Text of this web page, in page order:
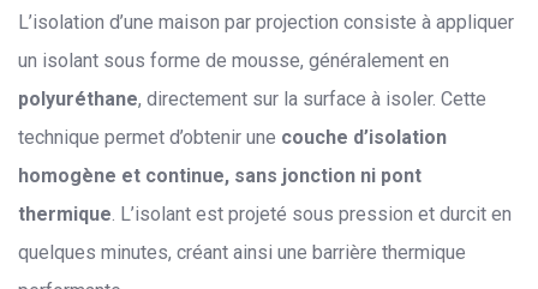
L’isolation d’une maison par projection consiste à appliquer
un isolant sous forme de mousse, généralement en
polyuréthane, directement sur la surface à isoler. Cette
technique permet d’obtenir une couche d’isolation
homogène et continue, sans jonction ni pont
thermique . L’isolant est projeté sous pression et durcit en
quelques minutes, créant ainsi une barrière thermique